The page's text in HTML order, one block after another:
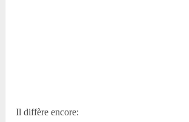
Il diffère encore: